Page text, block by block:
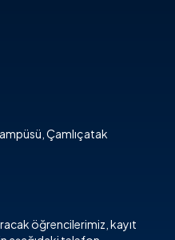
Çamlıçatak
öğrencilerimiz, kayıt